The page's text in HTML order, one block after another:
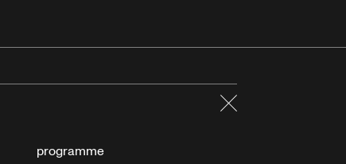
programme